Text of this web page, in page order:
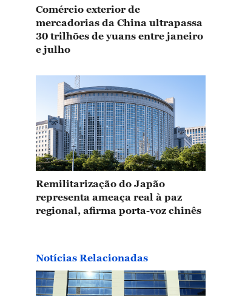
Comércio exterior de
mercadorias da China ultrapassa
30 trilhões de yuans entre janeiro
e julho
Remilitarização do Japão
representa ameaça real à paz
regional, afirma porta-voz chinês
Notícias Relacionadas